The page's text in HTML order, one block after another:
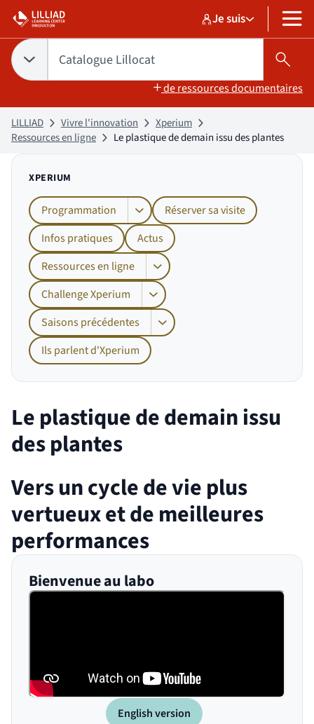
Aller
contenu
Aller
pied
de
page
Sélectionner un
Catalogue
sélectionné
Je suis MENU
Choix du périmètre de recherche :
CATALOGUE LILLOCAT
sélectionnéTapez votre recherche pour rechercher dans :
Catalogue Lillocat
de ressources documentaires
LILLIAD Vivre l'innovation
Xperium
Ressources en ligne
Le plastique de demain issu des plantes
XPERIUM
Programmation Afficher les sous-pages de Programmation
Réserver sa visite
Infos pratiques
Actus
Ressources en ligne
Afficher les sous-pages de Ressources
Challenge Xperium Afficher les sous-pages de Challenge
Saisons précédentes Afficher les sous-pages de Saisons
Ils parlent d'Xperium
Le plastique de demain issu
des plantes
Vers un cycle de vie plus
vertueux et de meilleures
performances
Bienvenue au labo
English version(nouvelle fenêtre)